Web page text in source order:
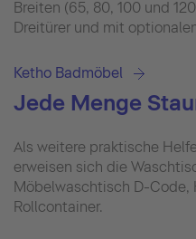
Breiten (65, 80, 100 und
Dreitürer und mit
Ketho Badmöbel
Jede Menge
Als weitere praktische
erweisen sich die
Möbelwaschtisch D-Code,
Rollcontainer.